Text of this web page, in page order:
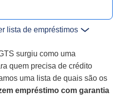
lista de empréstimos
surgiu como uma
quem precisa de crédito
uma lista de quais são os
empréstimo com garantia